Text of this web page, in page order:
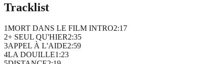
Tracklist
1MORT DANS LE FILM INTRO2:17
2+ SEUL QU'HIER2:35
3APPEL À L'AIDE2:59
4LA DOUILLE1 :23